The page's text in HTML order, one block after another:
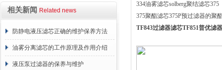
相关新闻 Related news
防静电液压滤芯正确的维护保养方法
油雾分离滤芯的工作原理及作用介绍
液压泵过滤器的保养与维护
334油雾滤芯solberg聚结滤芯375
375聚酯滤芯375P预过滤器的聚
TF843过滤器滤芯TF851普优滤器